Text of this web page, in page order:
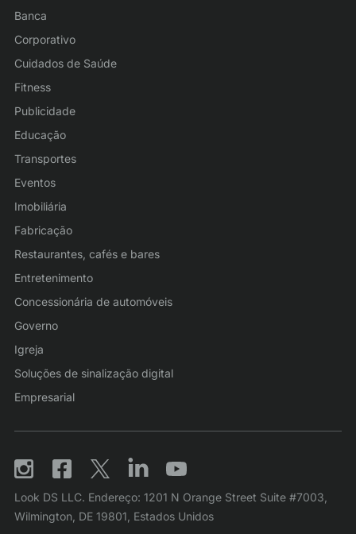
Banca
Corporativo
Cuidados de Saúde
Fitness
Publicidade
Educação
Transportes
Eventos
Imobiliária
Fabricação
Restaurantes, cafés e bares
Entretenimento
Concessionária de automóveis
Governo
Igreja
Soluções de sinalização digital
Empresarial
Look DS LLC. Endereço: 1201 N Orange Street Suite #7003,
Wilmington, DE 19801, Estados Unidos